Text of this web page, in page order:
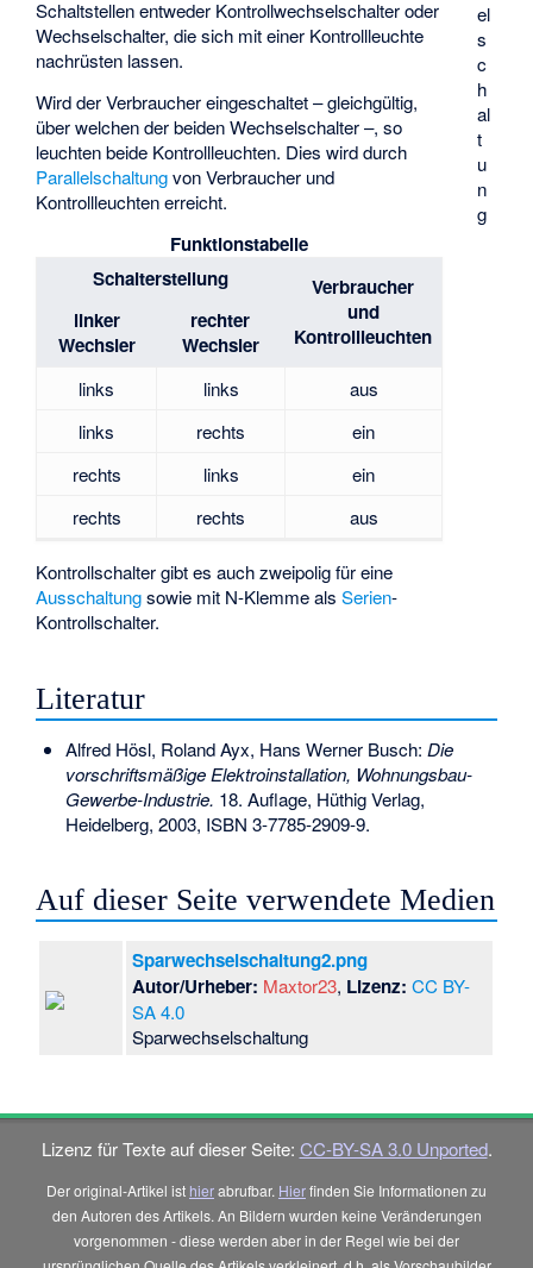
el
s
c
h
al
t
u
n
g
Schaltstellen entweder Kontrollwechselschalter oder
Wechselschalter, die sich mit einer Kontrollleuchte
nachrüsten lassen.
Wird der Verbraucher eingeschaltet – gleichgültig,
über welchen der beiden Wechselschalter –, so
leuchten beide Kontrollleuchten. Dies wird durch
Parallelschaltungvon Verbraucher und
Kontrollleuchten erreicht.
Funktionstabelle
Schalterstellung
Verbraucher
und
Kontrollleuchten
linker
Wechsler
rechter
Wechsler
links links
aus
links
rechts
ein
rechts
links
ein
rechts
rechts aus
Kontrollschalter gibt es auch zweipolig für eine
Ausschaltungsowie mit N-Klemme alsSerien-
Kontrollschalter.
Literatur
Alfred Hösl, Roland Ayx, Hans Werner Busch: Die
vorschriftsmäßige Elektroinstallation, Wohnungsbau-
Gewerbe-Industrie. 18. Auflage, Hüthig Verlag,
Heidelberg, 2003, ISBN 3-7785-2909-9.
Auf dieser Seite verwendete Medien
Sparwechselschaltung2.png
Autor/Urheber: Maxtor23, Lizenz: CC BY-
SA 4.0
Sparwechselschaltung
Lizenz für Texte auf dieser Seite: CC-BY-SA 3.0 Unported.
Der original-Artikel ist hierabrufbar. Hierfinden Sie Informationen zu
den Autoren des Artikels. An Bildern wurden keine Veränderungen
vorgenommen - diese werden aber in der Regel wie bei der